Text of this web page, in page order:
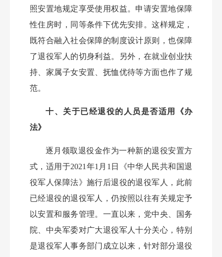
照安置地规定享受使用权益。申请安置地保障
性住房时，同等条件下优先安排。这样规定，
既符合融入社会保障的制度设计原则，也保障
了退役军人的切身利益。另外，在就业创业扶
持、家属子女安置、抚恤优待等方面也作了规
范。
十、关于已经退役的人员是否适用《办
法》
逐月领取退役金作为一种新的退役安置方
式，适用于2021年1月1日《中华人民共和国退
役军人保障法》施行后退役的退役军人，此前
已经退役的退役军人，仍按照以往有关规定予
以安置和服务管理。一直以来，党中央、国务
院、中央军委对广大退役军人十分关心，特别
是退役军人事务部门成立以来，针对部分退役